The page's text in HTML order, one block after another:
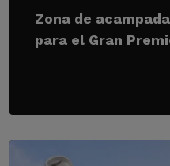
Zona de
para el Gran